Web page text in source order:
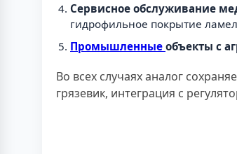
Сервисное обслуживание
гидрофильное покрытие
Промышленные объекты с
Во всех случаях аналог
грязевик, интеграция с